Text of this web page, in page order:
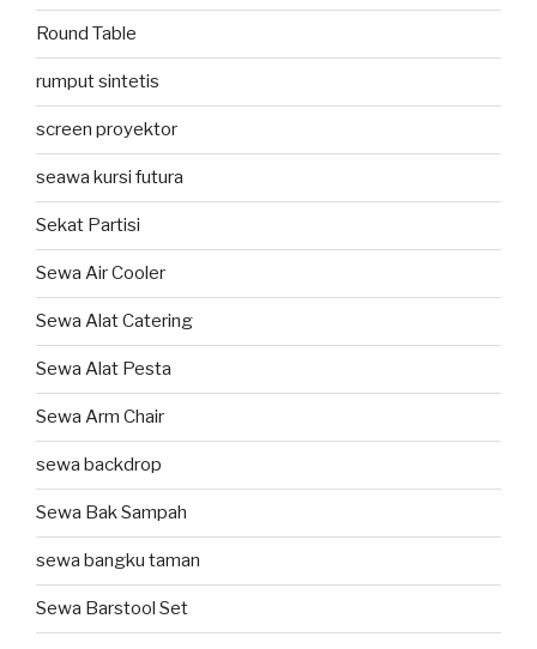
Round Table
rumput sintetis
screen proyektor
seawa kursi futura
Sekat Partisi
Sewa Air Cooler
Sewa Alat Catering
Sewa Alat Pesta
Sewa Arm Chair
sewa backdrop
Sewa Bak Sampah
sewa bangku taman
Sewa Barstool Set